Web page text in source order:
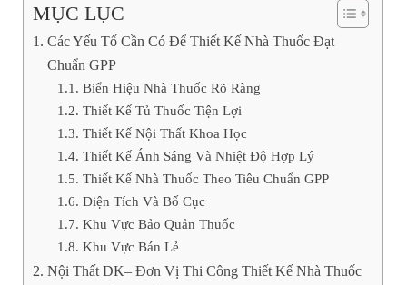
MỤC LỤC
Các Yếu Tố Cần Có Để Thiết Kế Nhà Thuốc Đạt
Chuẩn GPP
Biển Hiệu Nhà Thuốc Rõ Ràng
Thiết Kế Tủ Thuốc Tiện Lợi
Thiết Kế Nội Thất Khoa Học
Thiết Kế Ánh Sáng Và Nhiệt Độ Hợp Lý
Thiết Kế Nhà Thuốc Theo Tiêu Chuẩn GPP
Diện Tích Và Bố Cục
Khu Vực Bảo Quản Thuốc
Khu Vực Bán Lẻ
Nội Thất DK– Đơn Vị Thi Công Thiết Kế Nhà Thuốc